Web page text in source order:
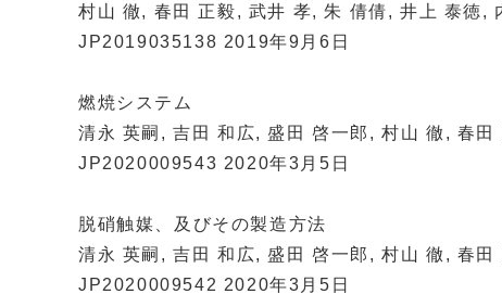
村山 徹, 春田 正毅, 武井 孝, 朱 倩倩, 井上 泰徳,
JP2019035138 2019年9月6日
燃焼システム
清永 英嗣, 吉田 和広, 盛田 啓一郎, 村山 徹, 春田
JP2020009543 2020年3月5日
脱硝触媒、及びその製造方法
清永 英嗣, 吉田 和広, 盛田 啓一郎, 村山 徹, 春田
JP2020009542 2020年3月5日